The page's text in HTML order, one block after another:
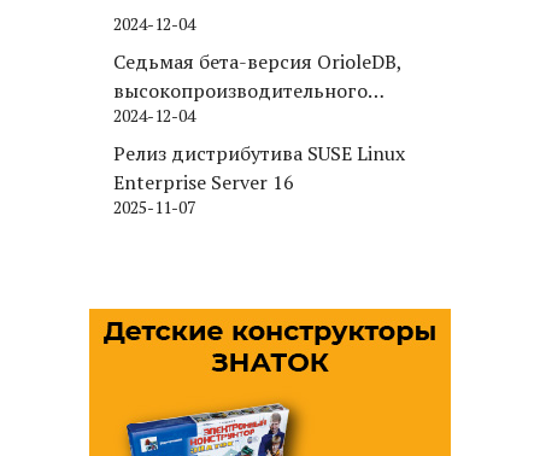
2024-12-04
Седьмая бета-версия OrioleDB,
высокопроизводительного
движка хранения для PostgreSQL
2024-12-04
Релиз дистрибутива SUSE Linux
Enterprise Server 16
2025-11-07